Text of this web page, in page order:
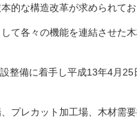
的な構造改革が求められてお
て各々の機能を連結させた
整備に着手し平成13年4月25
プレカット加工場、木材需